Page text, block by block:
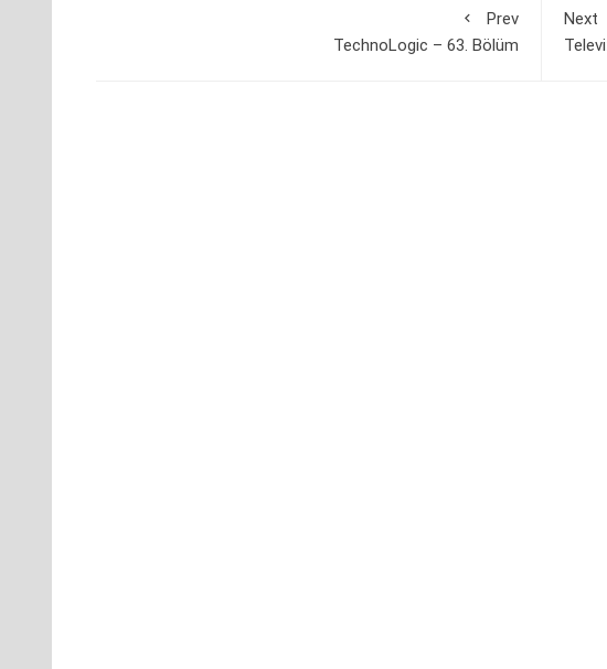
Prev
TechnoLogic – 63. Bölüm
Next